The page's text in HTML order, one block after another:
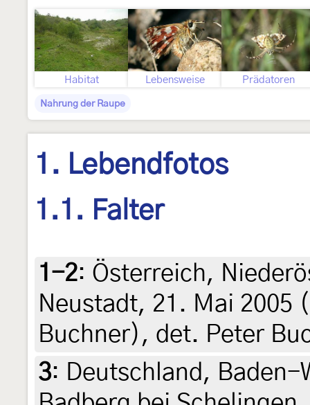
Habitat Lebensweise Prädatoren
Nahrung der Raupe
1. Lebendfotos
1.1. Falter
1-2: Österreich,
Neustadt, 21. Mai 2005
Buchner), det. Peter
3: Deutschland,